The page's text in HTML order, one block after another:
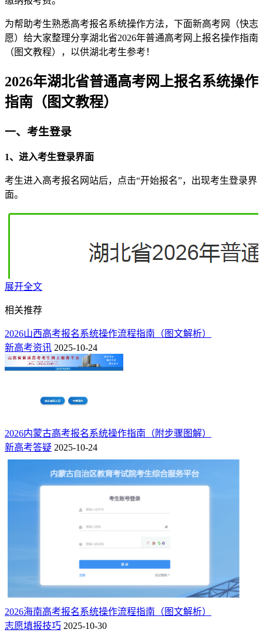
为帮助考生熟悉高考报名系统操作方法，下面新高考网（快志
愿）给大家整理分享湖北省2026年普通高考网上报名操作指南
（图文教程），以供湖北考生参考！
2026年湖北省普通高考网上报名系统操作
指南（图文教程）
一、考生登录
1、进入考生登录界面
考生进入高考报名网站后，点击“开始报名”，出现考生登录界
面。
展开全文
相关推荐
2026山西高考报名系统操作流程指南（图文解析）
新高考资讯 2025-10-24
2026内蒙古高考报名系统操作指南（附步骤图解）
新高考答疑 2025-10-24
2026海南高考报名系统操作流程指南（图文解析）
志愿填报技巧 2025-10-30